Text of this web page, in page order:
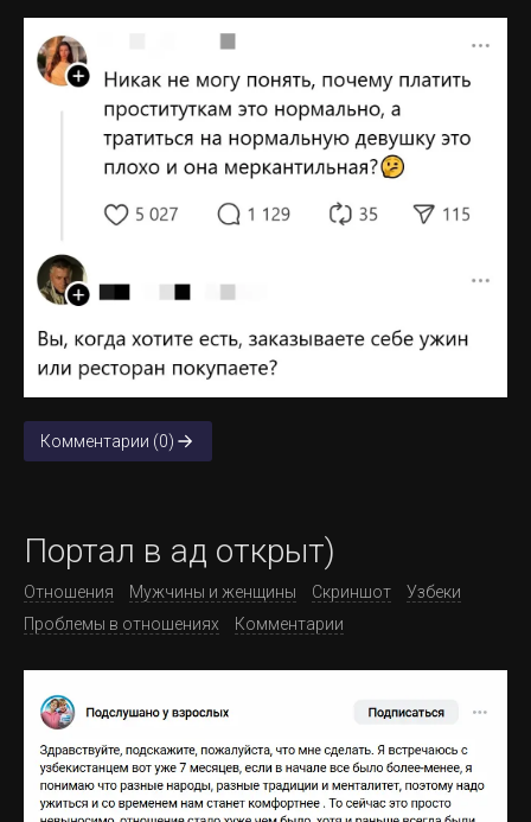
Комментарии (0)
Портал в ад открыт)
Отношения Мужчины и женщины Скриншот
Узбеки
Проблемы в отношениях
Комментарии